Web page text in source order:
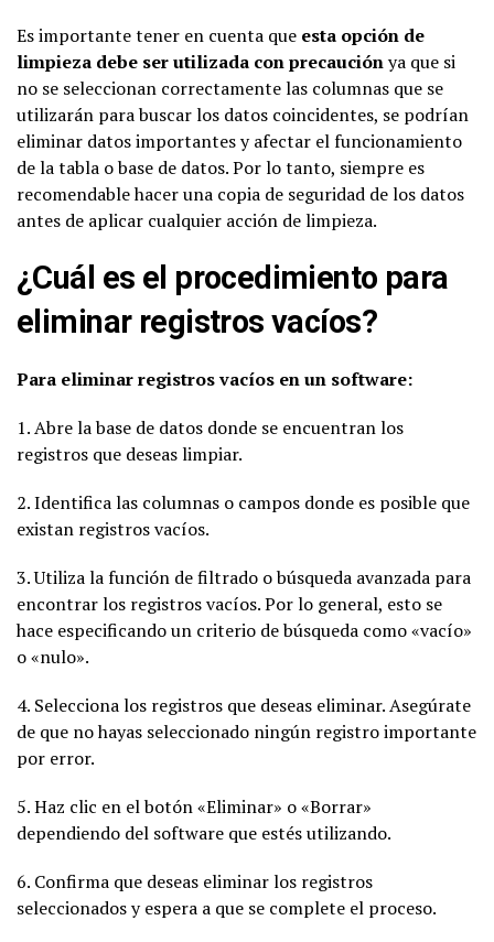
Es importante tener en cuenta que esta opción de
limpieza debe ser utilizada con precauciónya que si
no se seleccionan correctamente las columnas que se
utilizarán para buscar los datos coincidentes, se podrían
eliminar datos importantes y afectar el funcionamiento
de la tabla o base de datos. Por lo tanto, siempre es
recomendable hacer una copia de seguridad de los datos
antes de aplicar cualquier acción de limpieza.
¿Cuál es el procedimiento para
eliminar registros vacíos?
Para eliminar registros vacíos en un software:
1. Abre la base de datos donde se encuentran los
registros que deseas limpiar.
2. Identifica las columnas o campos donde es posible que
existan registros vacíos.
3. Utiliza la función de filtrado o búsqueda avanzada para
encontrar los registros vacíos. Por lo general, esto se
hace especificando un criterio de búsqueda como «vacío»
o «nulo».
4. Selecciona los registros que deseas eliminar. Asegúrate
de que no hayas seleccionado ningún registro importante
por error.
5. Haz clic en el botón «Eliminar» o «Borrar»
dependiendo del software que estés utilizando.
6. Confirma que deseas eliminar los registros
seleccionados y espera a que se complete el proceso.